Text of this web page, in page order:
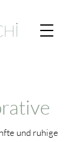
und ruhige